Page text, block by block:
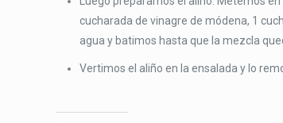
cucharada de vinagre de módena, 1
agua y batimos hasta que la mezcla
Vertimos el aliño en la ensalada y lo